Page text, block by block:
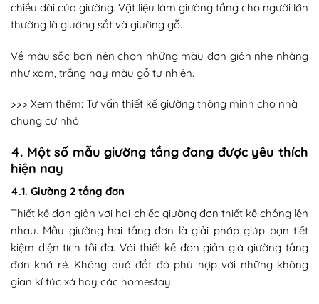
chiều dài của giường. Vật liệu làm giường tầng cho người lớn
thường là giường sắt và giường gỗ.
Về màu sắc bạn nên chọn những màu đơn giản nhẹ nhàng
như xám, trắng hay màu gỗ tự nhiên.
>>> Xem thêm: Tư vấn thiết kế giường thông minh cho nhà
chung cư nhỏ
4. Một số mẫu giường tầng đang được yêu thích
hiện nay
4.1. Giường 2 tầng đơn
Thiết kế đơn giản với hai chiếc giường đơn thiết kế chồng lên
nhau. Mẫu giường hai tầng đơn là giải pháp giúp bạn tiết
kiệm diện tích tối đa. Với thiết kế đơn giản giá giường tầng
đơn khá rẻ. Không quá đắt đỏ phù hợp với những không
gian kí túc xá hay các homestay.